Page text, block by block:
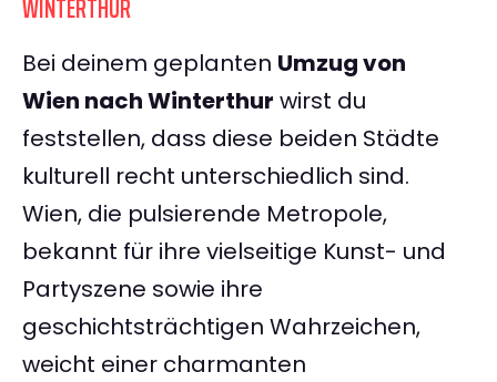
WINTERTHUR
Bei deinem geplanten Umzug von
Wien nach Winterthur wirst du
feststellen, dass diese beiden Städte
kulturell recht unterschiedlich sind.
Wien, die pulsierende Metropole,
bekannt für ihre vielseitige Kunst- und
Partyszene sowie ihre
geschichtsträchtigen Wahrzeichen,
weicht einer charmanten